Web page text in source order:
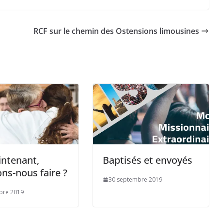
RCF sur le chemin des Ostensions limousines
nous faire ?
2019
Baptisés et envoyés
30 septembre 2019